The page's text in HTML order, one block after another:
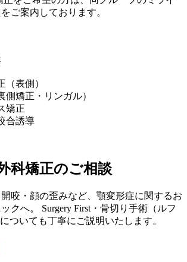
をご案内しております。
（表側）
側矯正・リンガル）
矯正
合誘導
科矯正のご相談
咬・顔の歪みなど、顎変形症に関するお
クへ。 Surgery First・骨切り手術（ルフ
ついても丁寧にご説明いたします。